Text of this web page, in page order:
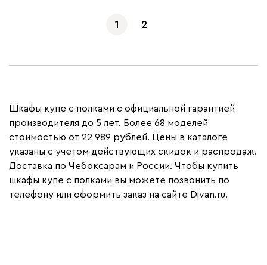
1 2
Шкафы купе с полками с официальной гарантией
производителя до 5 лет. Более 68 моделей
стоимостью от 22 989 рублей. Цены в каталоге
указаны с учетом действующих скидок и распродаж.
Доставка по Чебоксарам и России. Чтобы купить
шкафы купе с полками вы можете позвонить по
телефону или оформить заказ на сайте Divan.ru.